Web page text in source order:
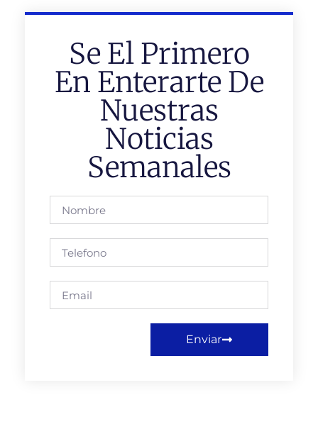
Se El Primero
En Enterarte De
Nuestras
Noticias
Semanales
Enviar